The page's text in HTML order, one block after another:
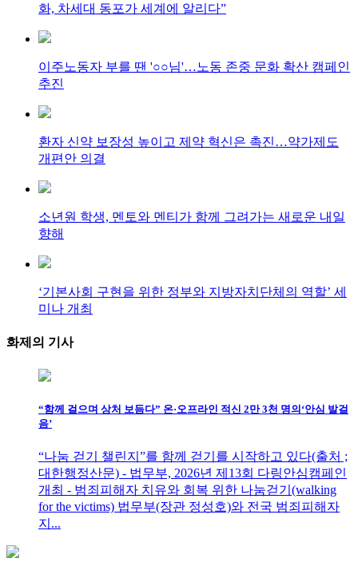
화, 차세대 동포가 세계에 알리다”
이주노동자 부를 땐 '○○님'…노동 존중 문화 확산 캠페인
추진
환자 신약 보장성 높이고 제약 혁신은 촉진…약가제도
개편안 의결
소년원 학생, 멘토와 멘티가 함께 그려가는 새로운 내일
향해
‘기본사회 구현을 위한 정부와 지방자치단체의 역할’ 세
미나 개최
화제의 기사
“함께 걸으며 상처 보듬다” 온·오프라인 적신 2만 3천 명의‘안심 발걸
음’
“나눔 걷기 챌린지”를 함께 걷기를 시작하고 있다(출처 ;
대한행정산문) - 법무부, 2026년 제13회 다링안심캠페인
개최 - 범죄피해자 치유와 회복 위한 나눔걷기(walking
for the victims) 법무부(장관 정성호)와 전국 범죄피해자
지...